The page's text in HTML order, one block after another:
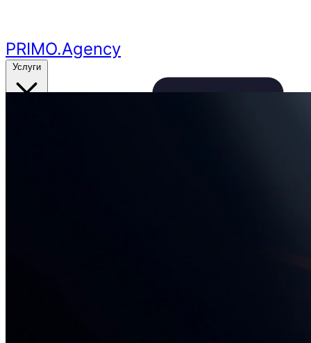
PRIMO.Agency